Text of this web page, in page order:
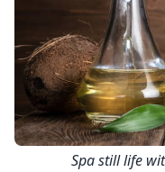
Spa still life